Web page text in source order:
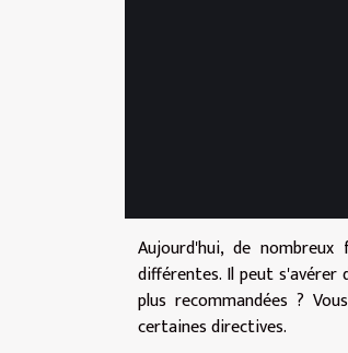
Aujourd'hui, de
différentes. Il peut s'avérer
plus recommandées ?
certaines directives.